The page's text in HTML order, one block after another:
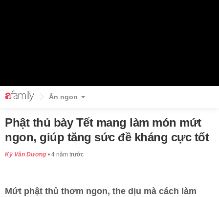
Ăn ngon
Phật thủ bày Tết mang làm món mứt
ngon, giúp tăng sức đề kháng cực tốt
Kỳ Vân Dương 4 năm trước
Mứt phật thủ thơm ngon, the dịu mà cách làm